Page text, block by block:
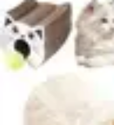
Globe Explore
Voyage Durable Sécurité en
en SoloConseils Pratiques
Globe Explore